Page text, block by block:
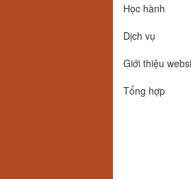
Học hành
Dịch vụ
Giới thiệu
Tổng hợp